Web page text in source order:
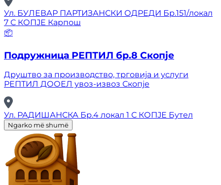
Ул. БУЛЕВАР ПАРТИЗАНСКИ ОДРЕДИ Бр.151/локал
7 С КОПЈЕ Карпош
📦
Подружница РЕПТИЛ бр.8 Скопје
Друштво за производство, трговија и услуги
РЕПТИЛ ДООЕЛ увоз-извоз Скопје
Ул. РАДИШАНСКА Бр.4 локал 1 С КОПЈЕ Бутел
Ngarko më shumë